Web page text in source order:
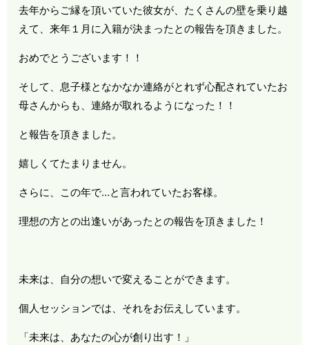
去年からご縁を頂いていた彼女が、たくさんの壁を乗り越
えて、来年１月に入籍が決まったとの報告を頂きました。
おめでとうございます！！
そして、息子様となかなか連絡がとれず心配されていたお
母さんからも、連絡が取れるようになった！！
と報告を頂きました。
嬉しくてたまりません。
さらに、この年で…と言われていたお客様。
理想の方との出逢いがあったとの報告を頂きました！
未来は、自分の想いで変えることができます。
個人セッションでは、それをお伝えしています。
「未来は、あなたの心が創り出す！」